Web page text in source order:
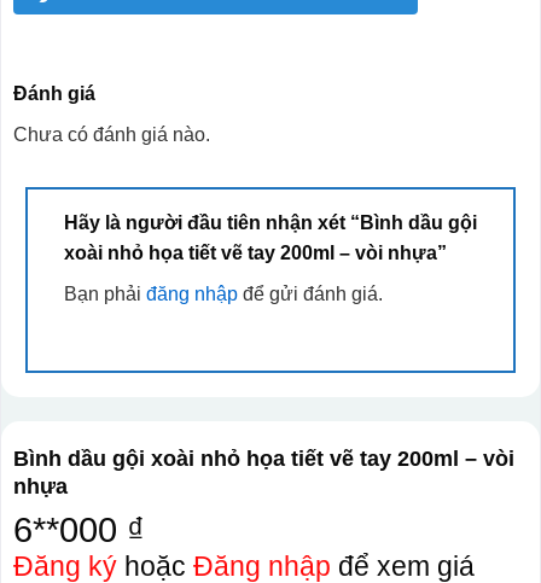
Đánh giá
Chưa có đánh giá nào.
Hãy là người đầu tiên nhận xét “Bình dầu gội
xoài nhỏ họa tiết vẽ tay 200ml – vòi nhựa”
Bạn phải đăng nhậpđể gửi đánh giá.
Bình dầu gội xoài nhỏ họa tiết vẽ tay 200ml – vòi
nhựa
6**000 ₫
Đăng kýhoặc Đăng nhập để xem giá